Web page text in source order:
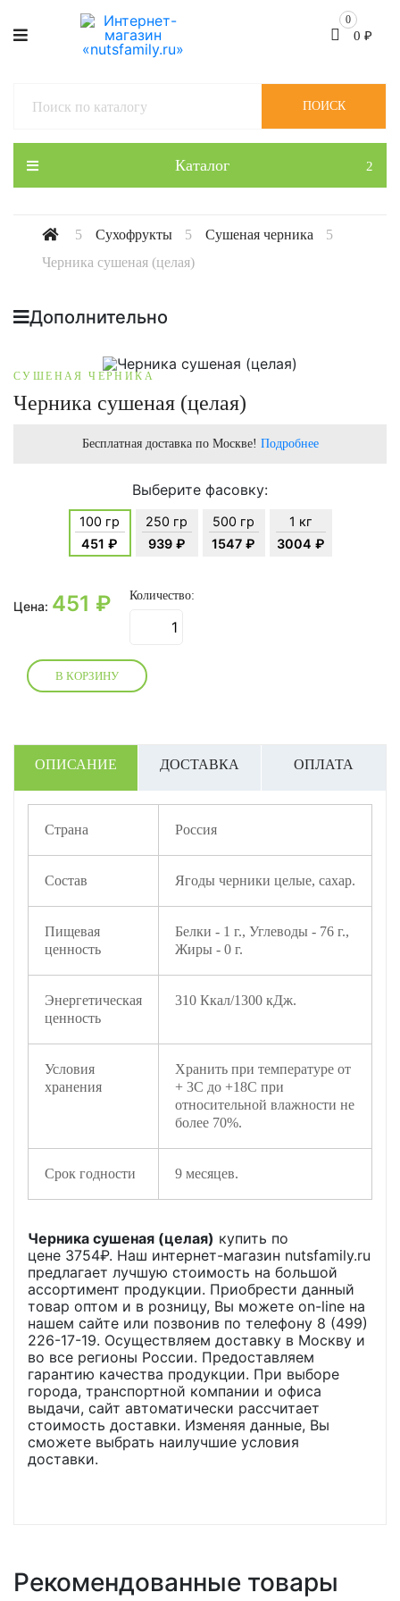
0
0 ₽
Каталог
ПОИСК
Сухофрукты
Сушеная черника
Черника сушеная (целая)
Дополнительно
СУШЕНАЯ ЧЕРНИКА
Черника сушеная (целая)
Бесплатная доставка по Москве! Подробнее
Выберите фасовку:
100 гр
451 ₽
250 гр
939 ₽
500 гр
1547 ₽
1 кг
3004 ₽
Цена: 451 ₽ Количество:
В КОРЗИНУ
ОПИСАНИЕ ДОСТАВКА ОПЛАТА
Страна Россия
Состав Ягоды черники целые, сахар.
Пищевая
ценность
Белки - 1 г., Углеводы - 76 г.,
Жиры - 0 г.
Энергетическая
ценность
310 Ккал/1300 кДж.
Условия
хранения
Хранить при температуре от
+ 3С до +18С при
относительной влажности не
более 70%.
Срок годности 9 месяцев.
Черника сушеная (целая) купить по
цене 3754₽. Наш интернет-магазин nutsfamily.ru
предлагает лучшую стоимость на большой
ассортимент продукции. Приобрести данный
товар оптом и в розницу, Вы можете on-line на
нашем сайте или позвонив по телефону 8 (499)
226-17-19. Осуществляем доставку в Москву и
во все регионы России. Предоставляем
гарантию качества продукции. При выборе
города, транспортной компании и офиса
выдачи, сайт автоматически рассчитает
стоимость доставки. Изменяя данные, Вы
сможете выбрать наилучшие условия
доставки.
Рекомендованные товары